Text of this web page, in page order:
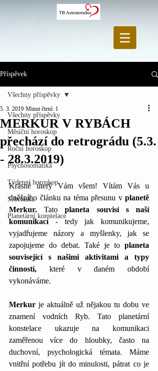
Příspěvek
Všechny příspěvky
Měsíční horoskop
Roční horoskop
Psychosomatika
Týdenní horoskop
Sebeláska
Planetární konstelace
Všechny příspěvky
MERKUR V RYBÁCH
přechází do retrográdu (5.3.
- 28.3.2019)
5. 3. 2019 Minut čtení: 1
Krásné úterý Vám všem! Vítám Vás u
dněšního článku na téma přesunu v planetě
Merkur. Tato planeta souvisí s naší
komunikací - tedy jak komunikujeme,
vyjadřujeme názory a myšlenky, jak se
zapojujeme do debat. Také je to planeta
související s našimi aktivitami a typy
činností, které v daném období
vykonáváme.
Merkur je aktuálně už nějakou tu dobu ve
znamení vodních Ryb. Tato planetární
konstelace ukazuje na komunikaci
zaměřenou více do hloubky, často na
duchovní, psychologická témata. Máme
vnitřní potřebu jít do minulosti, pátrat co je